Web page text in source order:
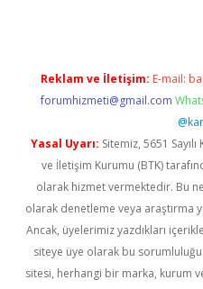
Reklam ve İletişim: E-mail:
forumhizmeti@gmail.com
Yasal Uyarı: Sitemiz, 5651
ve İletişim Kurumu (BTK)
olarak hizmet vermektedir. Bu
olarak denetleme veya araştırma
Ancak, üyelerimiz yazdıkları
siteye üye olarak bu
sitesi, herhangi bir marka, kurum